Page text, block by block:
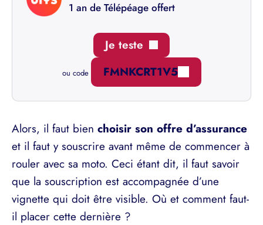
1 an de Télépéage offert
Je teste
ou code FMNKCRT1V5
Alors, il faut bien choisir son offre d’assurance
et il faut y souscrire avant même de commencer à
rouler avec sa moto. Ceci étant dit, il faut savoir
que la souscription est accompagnée d’une
vignette qui doit être visible. Où et comment faut-
il placer cette dernière ?